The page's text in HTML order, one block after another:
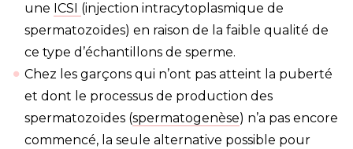
une ICSI (injection intracytoplasmique de
spermatozoïdes) en raison de la faible qualité de
ce type d’échantillons de sperme.
Chez les garçons qui n’ont pas atteint la puberté
et dont le processus de production des
spermatozoïdes (spermatogenèse) n’a pas encore
commencé, la seule alternative possible pour